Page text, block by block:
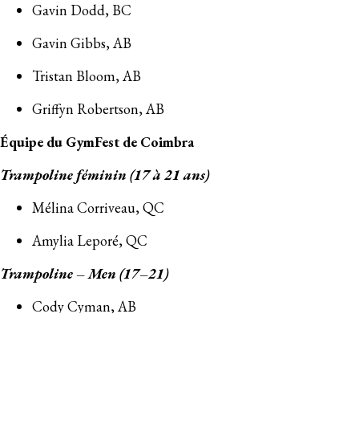
Gavin Dodd, BC
Gavin Gibbs, AB
Tristan Bloom, AB
Griffyn Robertson, AB
Équipe du GymFest de Coimbra
Trampoline féminin (17 à 21 ans)
Mélina Corriveau, QC
Amylia Leporé, QC
Trampoline – Men (17–21)
Cody Cyman, AB